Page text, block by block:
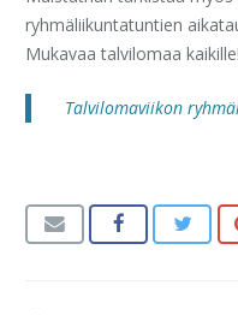
ryhmäliikuntatuntien
Mukavaa talvilomaa kaikille!
Talvilomaviikon